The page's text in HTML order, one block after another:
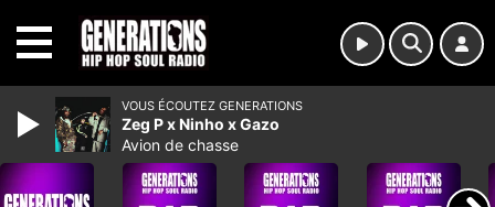
VOUS ÉCOUTEZ GENERATIONS
Zeg P x Ninho x Gazo
Avion de chasse